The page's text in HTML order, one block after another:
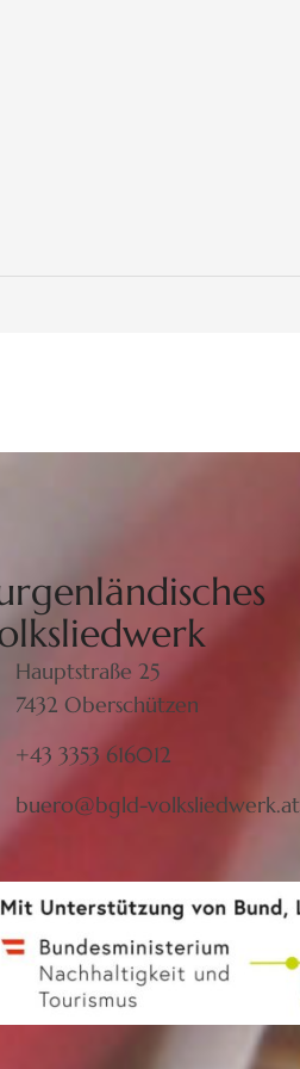
Hauptstraße 25
7432 Oberschützen
+43 3353 616012
buero@bgld-volksliedwerk.at